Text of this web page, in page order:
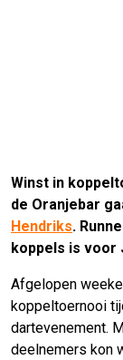
Winst in
de Oranjebar
Hendriks.
koppels is voor
Afgelopen
koppeltoernooi
dartevenement.
deelnemers kon